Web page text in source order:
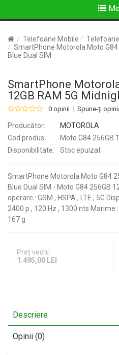
Telefoane Mobile
SmartPhone Motorola Moto G84
Blue Dual SIM
SmartPhone
12GB RAM 5G
0 opinii Spune-ţi
Producător:
MOTOROLA
Cod produs:
Moto G84 256GB
Disponibilitate:
Stoc epuizat
SmartPhone Motorola Moto G84
Blue Dual SIM - Moto G84 256GB
operare : GSM , HSPA , LTE , 5G
2400 p , 120 Hz , 1300 nts Marime
167 g
Preț vechi:
1.495,00 LEI
Descriere
Opinii (0)